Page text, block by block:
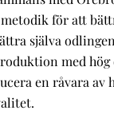
för att
själva
med hög
en råvara av